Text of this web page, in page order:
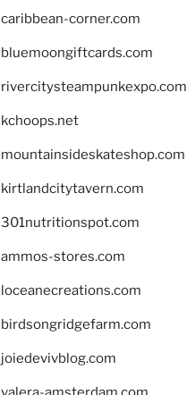
caribbean-corner.com
bluemoongiftcards.com
rivercitysteampunkexpo.com
kchoops.net
mountainsideskateshop.com
kirtlandcitytavern.com
301nutritionspot.com
ammos-stores.com
loceanecreations.com
birdsongridgefarm.com
joiedevivblog.com